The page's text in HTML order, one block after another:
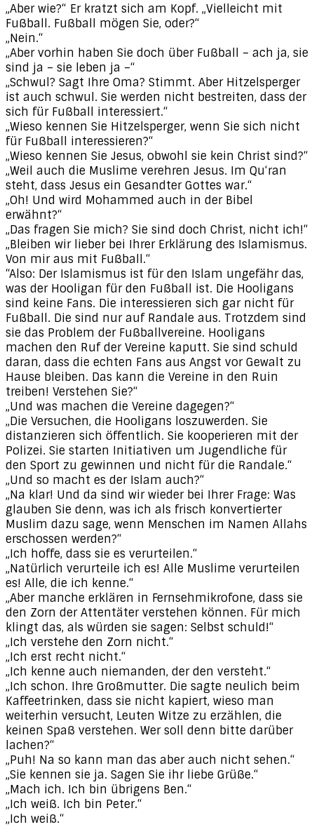
„Aber wie?“ Er kratzt sich am Kopf. „Vielleicht mit
Fußball. Fußball mögen Sie, oder?“
„Nein.“
„Aber vorhin haben Sie doch über Fußball – ach ja, sie
sind ja – sie leben ja –“
„Schwul? Sagt Ihre Oma? Stimmt. Aber Hitzelsperger
ist auch schwul. Sie werden nicht bestreiten, dass der
sich für Fußball interessiert.“
„Wieso kennen Sie Hitzelsperger, wenn Sie sich nicht
für Fußball interessieren?“
„Wieso kennen Sie Jesus, obwohl sie kein Christ sind?“
„Weil auch die Muslime verehren Jesus. Im Qu‘ran
steht, dass Jesus ein Gesandter Gottes war.“
„Oh! Und wird Mohammed auch in der Bibel
erwähnt?“
„Das fragen Sie mich? Sie sind doch Christ, nicht ich!“
„Bleiben wir lieber bei Ihrer Erklärung des Islamismus.
Von mir aus mit Fußball.“
“Also: Der Islamismus ist für den Islam ungefähr das,
was der Hooligan für den Fußball ist. Die Hooligans
sind keine Fans. Die interessieren sich gar nicht für
Fußball. Die sind nur auf Randale aus. Trotzdem sind
sie das Problem der Fußballvereine. Hooligans
machen den Ruf der Vereine kaputt. Sie sind schuld
daran, dass die echten Fans aus Angst vor Gewalt zu
Hause bleiben. Das kann die Vereine in den Ruin
treiben! Verstehen Sie?“
„Und was machen die Vereine dagegen?“
„Die Versuchen, die Hooligans loszuwerden. Sie
distanzieren sich öffentlich. Sie kooperieren mit der
Polizei. Sie starten Initiativen um Jugendliche für
den Sport zu gewinnen und nicht für die Randale.“
„Und so macht es der Islam auch?“
„Na klar! Und da sind wir wieder bei Ihrer Frage: Was
glauben Sie denn, was ich als frisch konvertierter
Muslim dazu sage, wenn Menschen im Namen Allahs
erschossen werden?“
„Ich hoffe, dass sie es verurteilen.“
„Natürlich verurteile ich es! Alle Muslime verurteilen
es! Alle, die ich kenne.“
„Aber manche erklären in Fernsehmikrofone, dass sie
den Zorn der Attentäter verstehen können. Für mich
klingt das, als würden sie sagen: Selbst schuld!“
„Ich verstehe den Zorn nicht.“
„Ich erst recht nicht.“
„Ich kenne auch niemanden, der den versteht.“
„Ich schon. Ihre Großmutter. Die sagte neulich beim
Kaffeetrinken, dass sie nicht kapiert, wieso man
weiterhin versucht, Leuten Witze zu erzählen, die
keinen Spaß verstehen. Wer soll denn bitte darüber
lachen?“
„Puh! Na so kann man das aber auch nicht sehen.“
„Sie kennen sie ja. Sagen Sie ihr liebe Grüße.“
„Mach ich. Ich bin übrigens Ben.“
„Ich weiß. Ich bin Peter.“
„Ich weiß.“